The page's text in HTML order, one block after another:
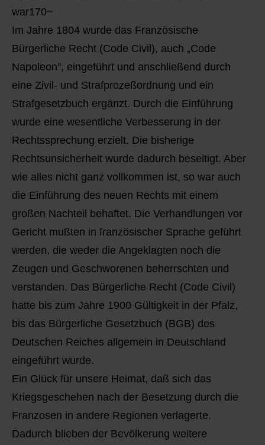
war170~
Im Jahre 1804 wurde das Französische
Bürgerliche Recht (Code Civil), auch „Code
Napoleon", eingeführt und anschließend durch
eine Zivil- und Strafprozeßordnung und ein
Strafgesetzbuch ergänzt. Durch die Einführung
wurde eine wesentliche Verbesserung in der
Rechtssprechung erzielt. Die bisherige
Rechtsunsicherheit wurde dadurch beseitigt. Aber
wie alles nicht ganz vollkommen ist, so war auch
die Einführung des neuen Rechts mit einem
großen Nachteil behaftet. Die Verhandlungen vor
Gericht mußten in französischer Sprache geführt
werden, die weder die Angeklagten noch die
Zeugen und Geschworenen beherrschten und
verstanden. Das Bürgerliche Recht (Code Civil)
hatte bis zum Jahre 1900 Gültigkeit in der Pfalz,
bis das Bürgerliche Gesetzbuch (BGB) des
Deutschen Reiches allgemein in Deutschland
eingeführt wurde.
Ein Glück für unsere Heimat, daß sich das
Kriegsgeschehen nach der Besetzung durch die
Franzosen in andere Regionen verlagerte.
Dadurch blieben der Bevölkerung weitere